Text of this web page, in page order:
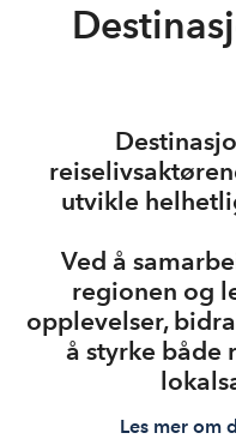
utvikle
Ved å
regionen og
opplevelser,
å styrke både
Les mer om